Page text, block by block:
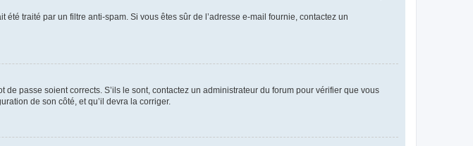
traité par un filtre anti-spam. Si vous êtes sûr de l’adresse e-mail fournie, contactez un
passe soient corrects. S’ils le sont, contactez un administrateur du forum pour vérifier que vous
de son côté, et qu’il devra la corriger.